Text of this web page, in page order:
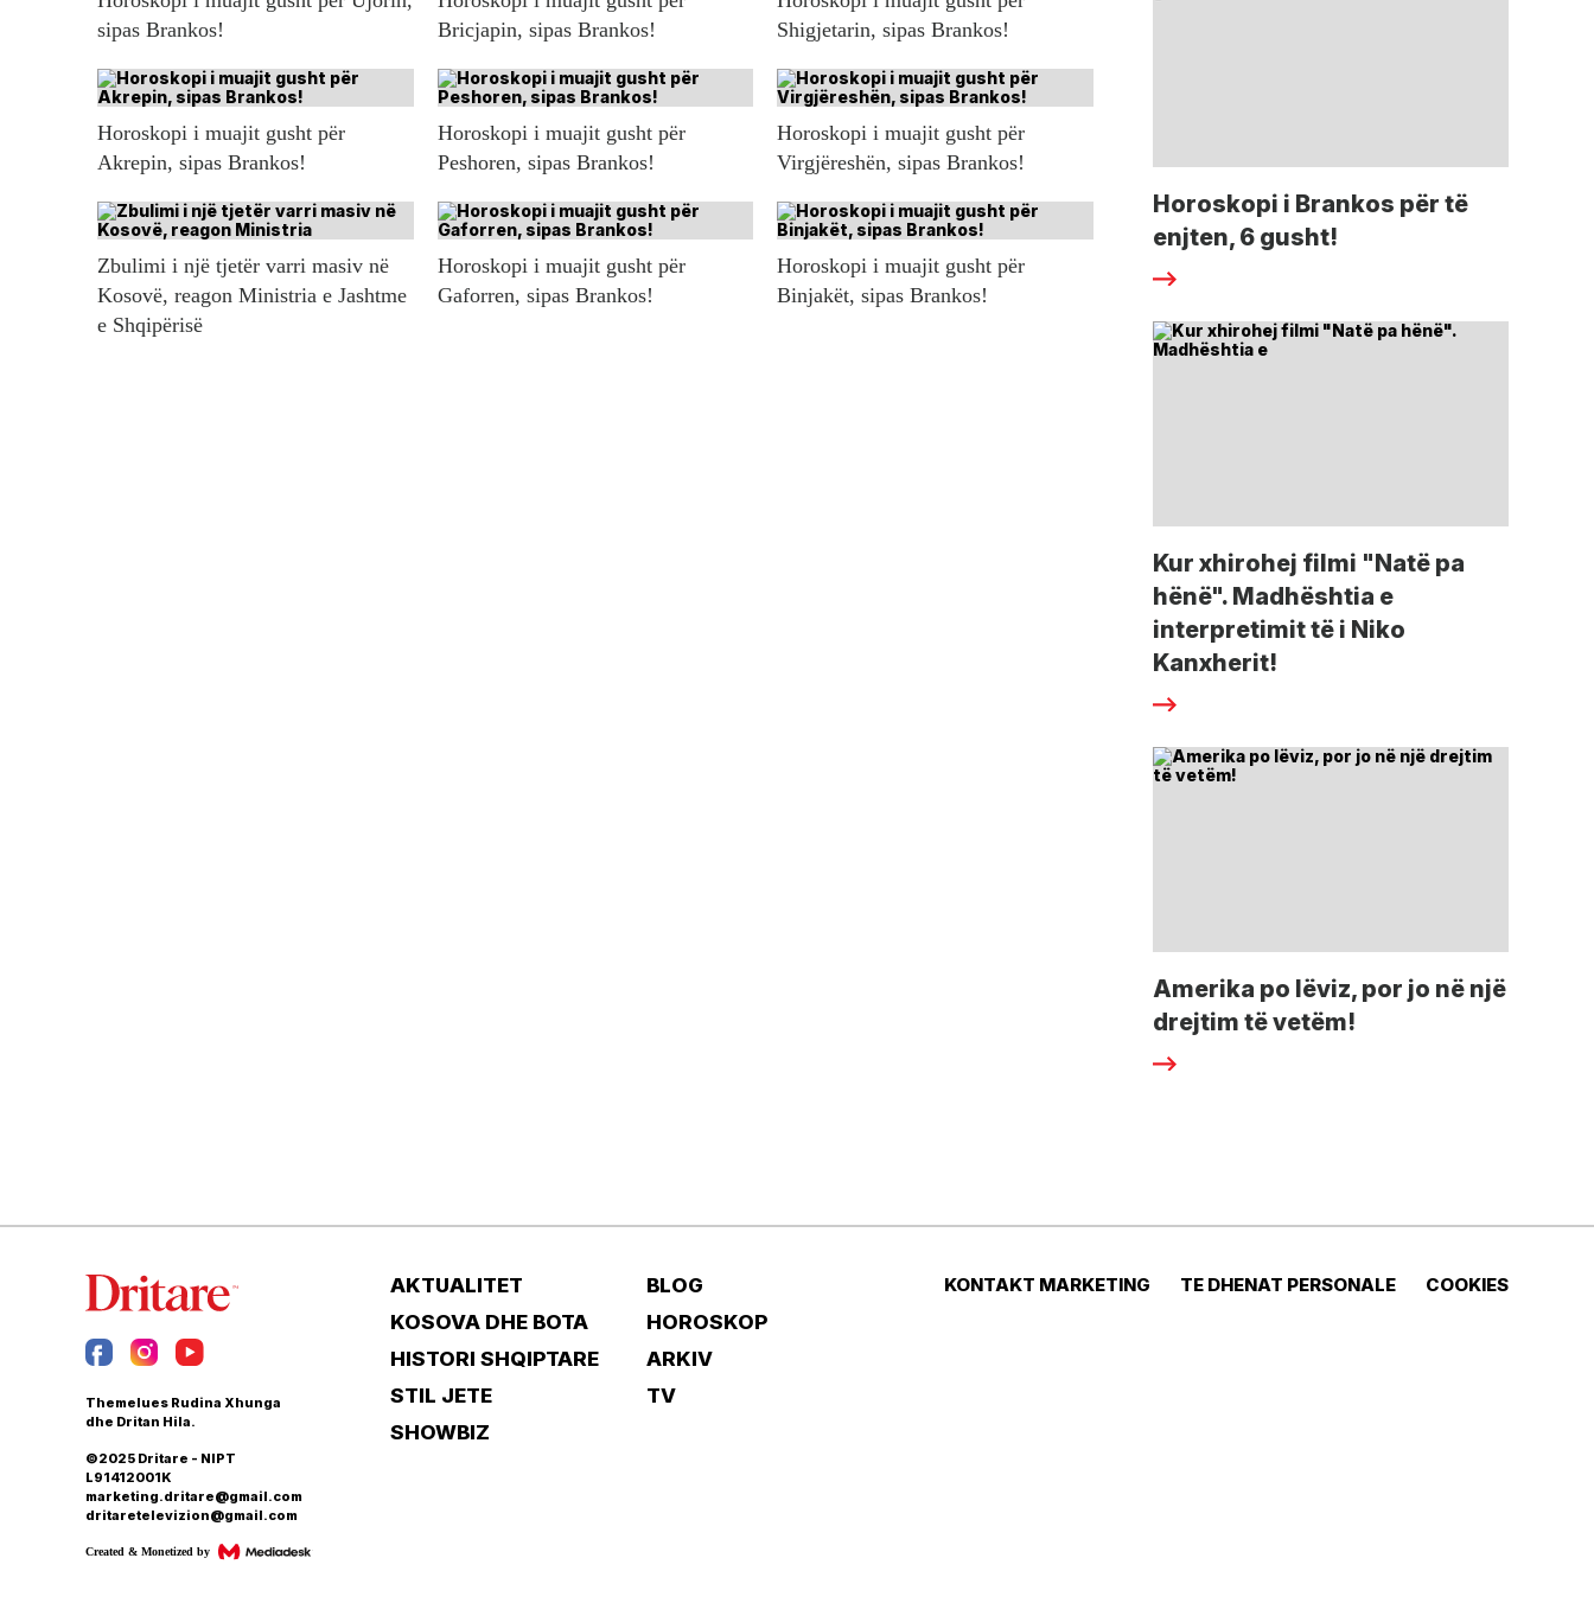
sipas Brankos!
Bricjapin, sipas Brankos!
Shigjetarin, sipas Brankos!
Horoskopi i muajit gusht për
Akrepin, sipas Brankos!
Horoskopi i muajit gusht për
Peshoren, sipas Brankos!
Horoskopi i muajit gusht për
Virgjëreshën, sipas Brankos!
Zbulimi i një tjetër varri masiv në
Kosovë, reagon Ministria e Jashtme
e Shqipërisë
Horoskopi i muajit gusht për
Gaforren, sipas Brankos!
Horoskopi i muajit gusht për
Binjakët, sipas Brankos!
Horoskopi i Brankos për të
enjten, 6 gusht!
Kur xhirohej filmi "Natë pa
hënë". Madhështia e
interpretimit të i Niko
Kanxherit!
Amerika po lëviz, por jo në një
drejtim të vetëm!
Themelues Rudina Xhunga
dhe Dritan Hila.
©2025 Dritare - NIPT
L91412001K
marketing.dritare@gmail.com
dritaretelevizion@gmail.com
Created & Monetized by
AKTUALITET
KOSOVA DHE BOTA
HISTORI SHQIPTARE
STIL JETE
SHOWBIZ
BLOG
HOROSKOP
ARKIV
TV
KONTAKT MARKETING TE DHENAT PERSONALE COOKIES